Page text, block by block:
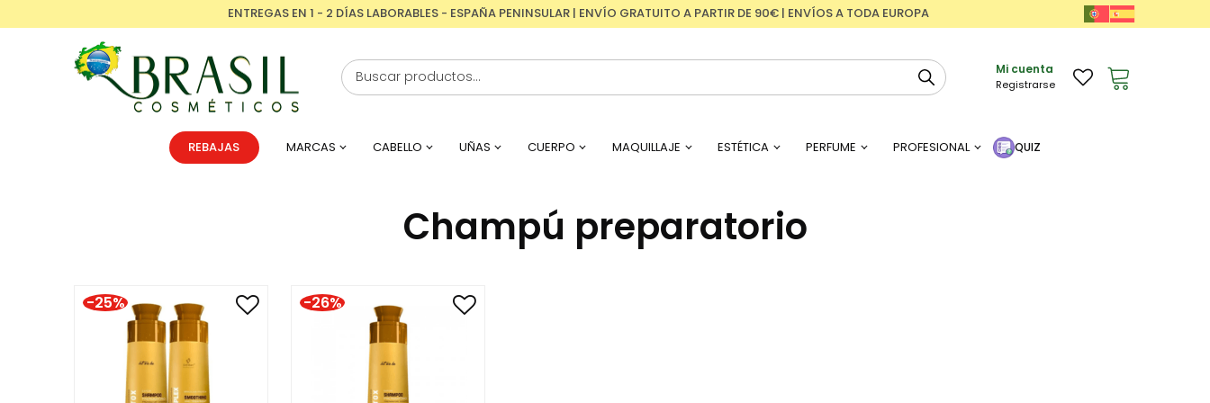
ENTREGAS EN 1 - 2 DÍAS LABORABLES - ESPAÑA PENINSULAR | ENVÍO GRATUITO A PARTIR DE 90€ | ENVÍOS A TODA EUROPA
Mi cuenta
Registrarse
REBAJAS MARCAS CABELLO UÑAS CUERPO MAQUILLAJE ESTÉTICA PERFUME PROFESIONAL QUIZ
Champú preparatorio
-25% -26%